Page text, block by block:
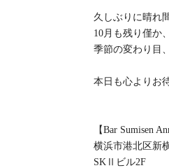
久しぶりに晴れ
10月も残り僅か
季節の変わり目
本日も心よりお
【Bar Sumisen
横浜市港北区新
SKⅡビル2F